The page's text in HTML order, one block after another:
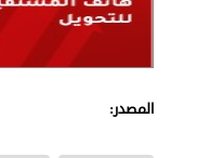
المصدر: